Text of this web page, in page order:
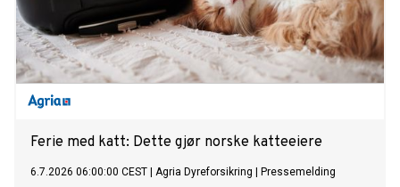
Ferie med katt: Dette gjør norske katteeiere
6.7.2026 06:00:00 CEST Agria Dyreforsikring Pressemelding